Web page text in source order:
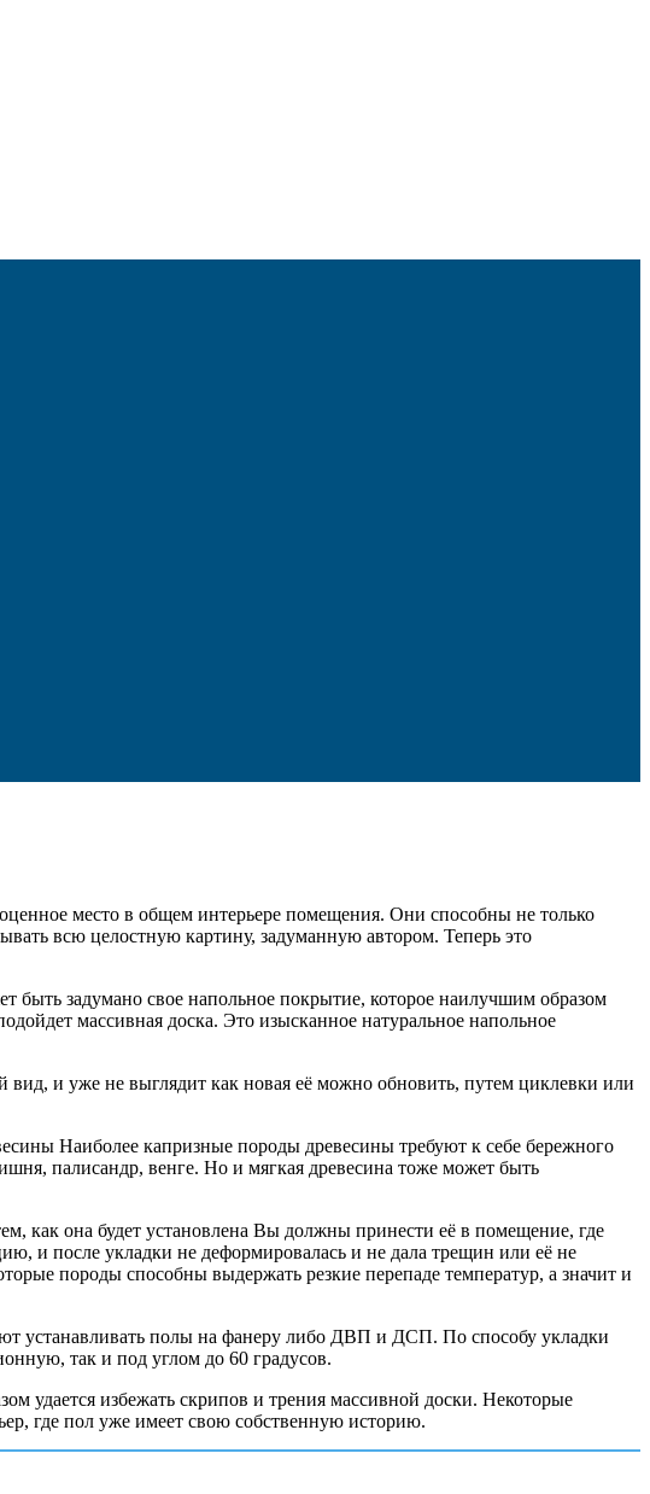
место в общем интерьере помещения. Они способны не только
всю целостную картину, задуманную автором. Теперь это
быть задумано свое напольное покрытие, которое наилучшим образом
массивная доска. Это изысканное натуральное напольное
вид, и уже не выглядит как новая её можно обновить, путем циклевки или
Наиболее капризные породы древесины требуют к себе бережного
палисандр, венге. Но и мягкая древесина тоже может быть
как она будет установлена Вы должны принести её в помещение, где
и после укладки не деформировалась и не дала трещин или её не
породы способны выдержать резкие перепаде температур, а значит и
устанавливать полы на фанеру либо ДВП и ДСП. По способу укладки
так и под углом до 60 градусов.
удается избежать скрипов и трения массивной доски. Некоторые
где пол уже имеет свою собственную историю.